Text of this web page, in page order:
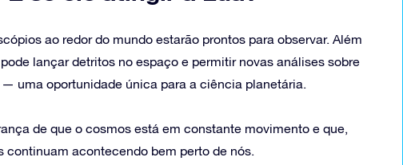
ao redor do mundo estarão prontos para observar. Além
lançar detritos no espaço e permitir novas análises sobre
uma oportunidade única para a ciência planetária.
de que o cosmos está em constante movimento e que,
continuam acontecendo bem perto de nós.